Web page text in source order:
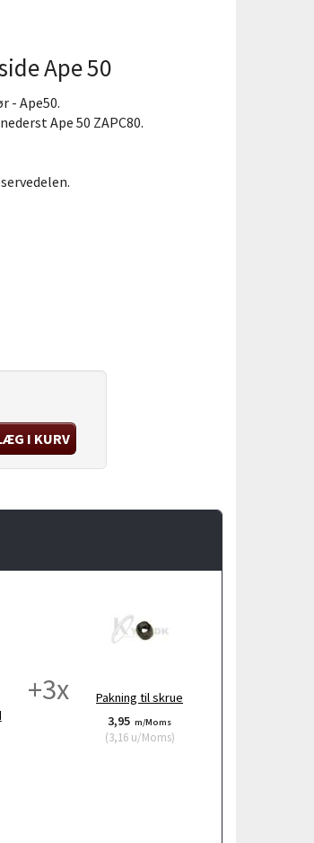
Ape 50
- Ape50.
Ape 50 ZAPC80.
I KURV
+3x
Pakning til skrue
3,95 m/Moms
(3,16u/Moms)